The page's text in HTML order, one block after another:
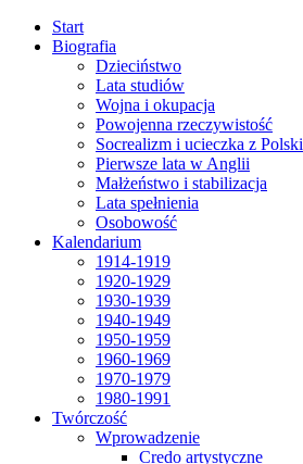
Start
Biografia
Dzieciństwo
Lata studiów
Wojna i okupacja
Powojenna rzeczywistość
Socrealizm i ucieczka z Polski
Pierwsze lata w Anglii
Małżeństwo i stabilizacja
Lata spełnienia
Osobowość
Kalendarium
1914-1919
1920-1929
1930-1939
1940-1949
1950-1959
1960-1969
1970-1979
1980-1991
Twórczość
Wprowadzenie
Credo artystyczne